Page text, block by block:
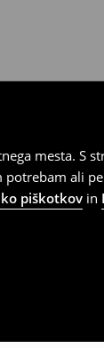
mesta. S
ali
piškotkov in